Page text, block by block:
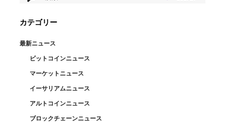
カテゴリー
最新ニュース
ビットコインニュース
マーケットニュース
イーサリアムニュース
アルトコインニュース
ブロックチェーンニュース